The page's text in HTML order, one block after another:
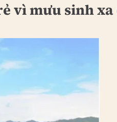
vì mưu sinh xa